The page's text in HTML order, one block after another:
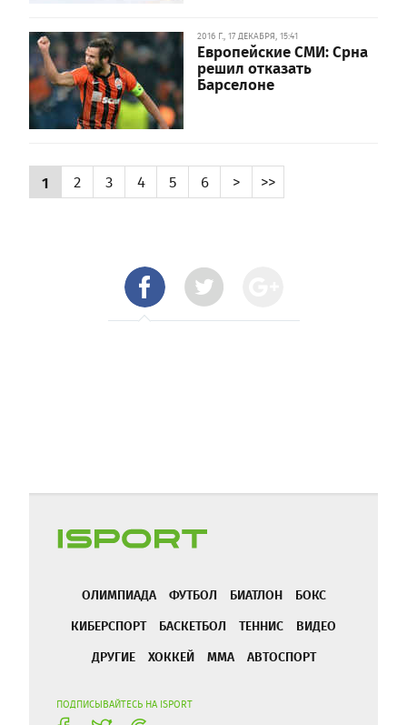
2016 Г., 17 ДЕКАБРЯ, 15:41
Европейские СМИ: Срна
решил отказать
Барселоне
1 2 3 4 5 6 > >>
ОЛИМПИАДА ФУТБОЛ БИАТЛОН
БОКС
КИБЕРСПОРТ
БАСКЕТБОЛ ТЕННИС
ВИДЕО
ДРУГИЕ
ХОККЕЙ ММА АВТОСПОРТ
ПОДПИСЫВАЙТЕСЬ НА ISPORT